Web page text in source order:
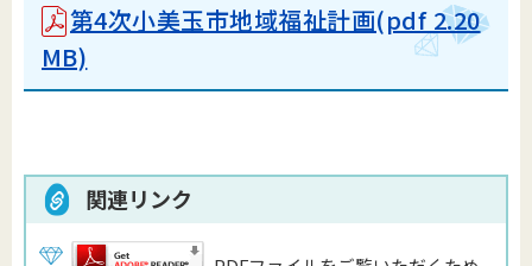
第4次小美玉市地域福祉計画(pdf 2.20
MB)
関連リンク